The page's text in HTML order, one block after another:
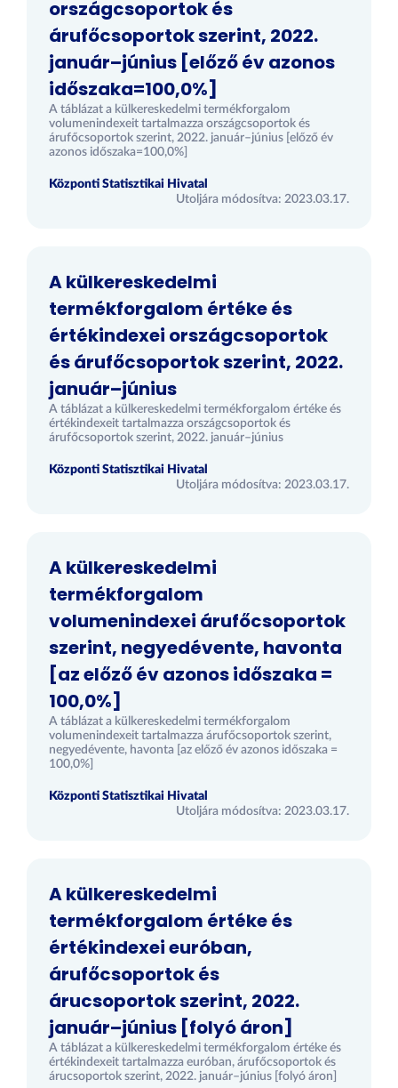
országcsoportok és
árufőcsoportok szerint, 2022.
január–június [előző év azonos
időszaka=100,0%]
A táblázat a külkereskedelmi termékforgalom
volumenindexeit tartalmazza országcsoportok és
árufőcsoportok szerint, 2022. január–június [előző év
azonos időszaka=100,0%]
Központi Statisztikai Hivatal
Utoljára módosítva: 2023.03.17.
A külkereskedelmi
termékforgalom értéke és
értékindexei országcsoportok
és árufőcsoportok szerint, 2022.
január–június
A táblázat a külkereskedelmi termékforgalom értéke és
értékindexeit tartalmazza országcsoportok és
árufőcsoportok szerint, 2022. január–június
Központi Statisztikai Hivatal
Utoljára módosítva: 2023.03.17.
A külkereskedelmi
termékforgalom
volumenindexei árufőcsoportok
szerint, negyedévente, havonta
[az előző év azonos időszaka =
100,0%]
A táblázat a külkereskedelmi termékforgalom
volumenindexeit tartalmazza árufőcsoportok szerint,
negyedévente, havonta [az előző év azonos időszaka =
100,0%]
Központi Statisztikai Hivatal
Utoljára módosítva: 2023.03.17.
A külkereskedelmi
termékforgalom értéke és
értékindexei euróban,
árufőcsoportok és
árucsoportok szerint, 2022.
január–június [folyó áron]
A táblázat a külkereskedelmi termékforgalom értéke és
értékindexeit tartalmazza euróban, árufőcsoportok és
árucsoportok szerint, 2022. január–június [folyó áron]